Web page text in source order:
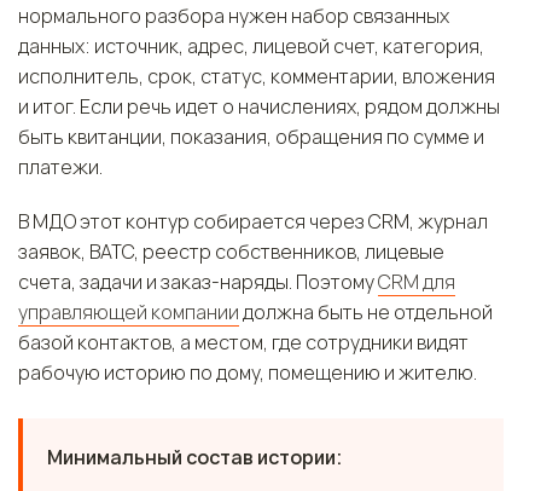
нормального разбора нужен набор связанных
данных: источник, адрес, лицевой счет, категория,
исполнитель, срок, статус, комментарии, вложения
и итог. Если речь идет о начислениях, рядом должны
быть квитанции, показания, обращения по сумме и
платежи.
В МДО этот контур собирается через CRM, журнал
заявок, ВАТС, реестр собственников, лицевые
счета, задачи и заказ-наряды. ПоэтомуCRM для
управляющей компаниидолжна быть не отдельной
базой контактов, а местом, где сотрудники видят
рабочую историю по дому, помещению и жителю.
Минимальный состав истории: